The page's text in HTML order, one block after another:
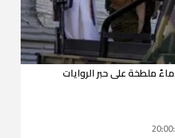
ملطخة على حبر الروايات